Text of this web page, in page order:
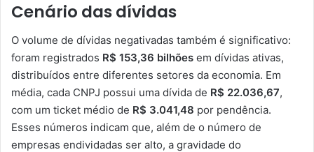
Cenário das dívidas
O volume de dívidas negativadas também é significativo:
foram registrados R$ 153,36 bilhões em dívidas ativas,
distribuídos entre diferentes setores da economia. Em
média, cada CNPJ possui uma dívida de R$ 22.036,67,
com um ticket médio de R$ 3.041,48 por pendência.
Esses números indicam que, além de o número de
empresas endividadas ser alto, a gravidade do